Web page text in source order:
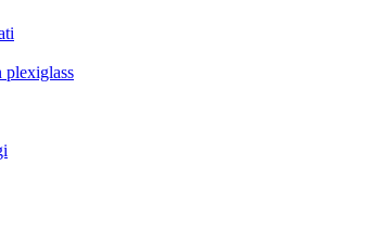
plexiglass